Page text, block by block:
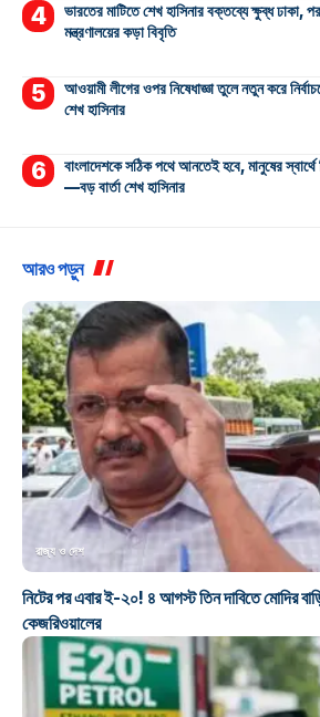
ভারতের মাটিতে শেখ হাসিনার বক্তব্যে ক্ষুব্ধ ঢাকা,
মন্ত্রণালয়ের কড়া বিবৃতি
আওয়ামী লীগের ওপর নিষেধাজ্ঞা তুলে নতুন করে
শেখ হাসিনার
বাংলাদেশকে সঠিক পথে আনতেই হবে, মানুষের স্বার্থে
—বড় বার্তা শেখ হাসিনার
আরও পড়ুন
রাজ্য ও দেশ
নিটের পর এবার ই-২০! ৪ আগস্ট তিন দাবিতে মোদির
কেজরিওয়ালের